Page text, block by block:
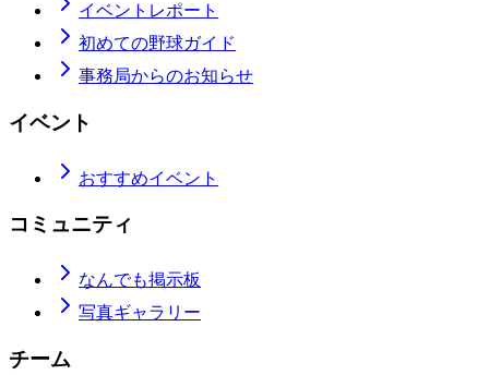
イベントレポート
初めての野球ガイド
事務局からのお知らせ
イベント
おすすめイベント
コミュニティ
なんでも掲示板
写真ギャラリー
チーム